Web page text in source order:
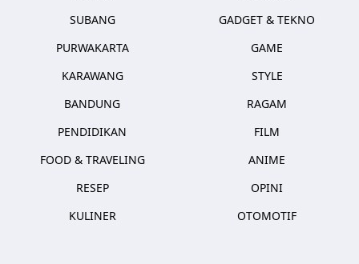
SUBANG
PURWAKARTA
KARAWANG
BANDUNG
PENDIDIKAN
FOOD & TRAVELING
RESEP
KULINER
GADGET & TEKNO
GAME
STYLE
RAGAM
FILM
ANIME
OPINI
OTOMOTIF